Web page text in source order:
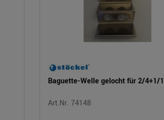
Baguette-Welle gelocht für 2/4+1/
Art.Nr. 74148